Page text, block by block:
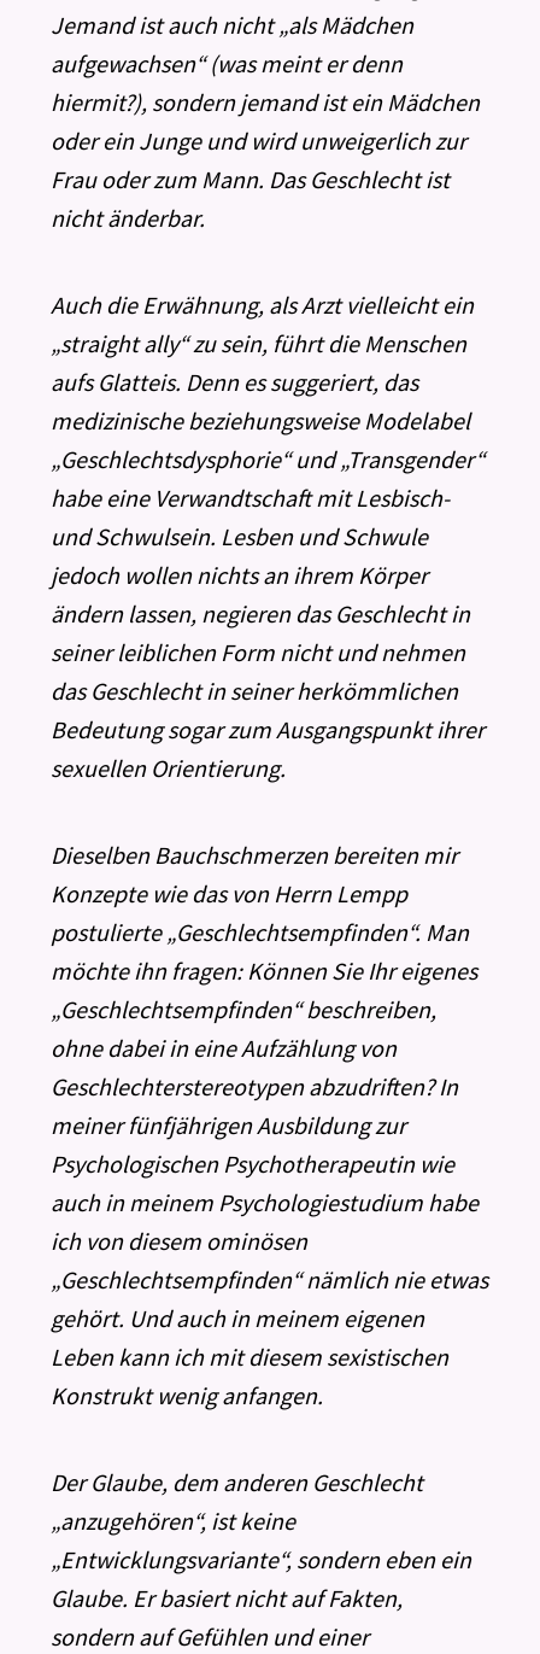
Jemand ist auch nicht „als Mädchen
aufgewachsen“ (was meint er denn
hiermit?), sondern jemand ist ein Mädchen
oder ein Junge und wird unweigerlich zur
Frau oder zum Mann. Das Geschlecht ist
nicht änderbar.
Auch die Erwähnung, als Arzt vielleicht ein
„straight ally“ zu sein, führt die Menschen
aufs Glatteis. Denn es suggeriert, das
medizinische beziehungsweise Modelabel
„Geschlechtsdysphorie“ und „Transgender“
habe eine Verwandtschaft mit Lesbisch-
und Schwulsein. Lesben und Schwule
jedoch wollen nichts an ihrem Körper
ändern lassen, negieren das Geschlecht in
seiner leiblichen Form nicht und nehmen
das Geschlecht in seiner herkömmlichen
Bedeutung sogar zum Ausgangspunkt ihrer
sexuellen Orientierung.
Dieselben Bauchschmerzen bereiten mir
Konzepte wie das von Herrn Lempp
postulierte „Geschlechtsempfinden“. Man
möchte ihn fragen: Können Sie Ihr eigenes
„Geschlechtsempfinden“ beschreiben,
ohne dabei in eine Aufzählung von
Geschlechterstereotypen abzudriften? In
meiner fünfjährigen Ausbildung zur
Psychologischen Psychotherapeutin wie
auch in meinem Psychologiestudium habe
ich von diesem ominösen
„Geschlechtsempfinden“ nämlich nie etwas
gehört. Und auch in meinem eigenen
Leben kann ich mit diesem sexistischen
Konstrukt wenig anfangen.
Der Glaube, dem anderen Geschlecht
„anzugehören“, ist keine
„Entwicklungsvariante“, sondern eben ein
Glaube. Er basiert nicht auf Fakten,
sondern auf Gefühlen und einer